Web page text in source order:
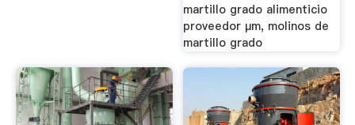
martillo grado alimenticio
proveedor μm, molinos de
martillo grado